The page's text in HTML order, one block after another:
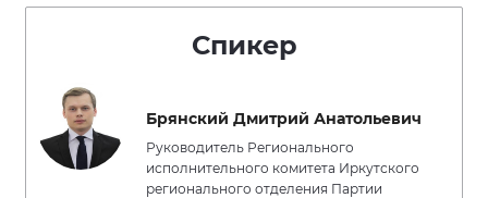
Спикер
Брянский Дмитрий Анатольевич
Руководитель Регионального
исполнительного комитета Иркутского
регионального отделения Партии